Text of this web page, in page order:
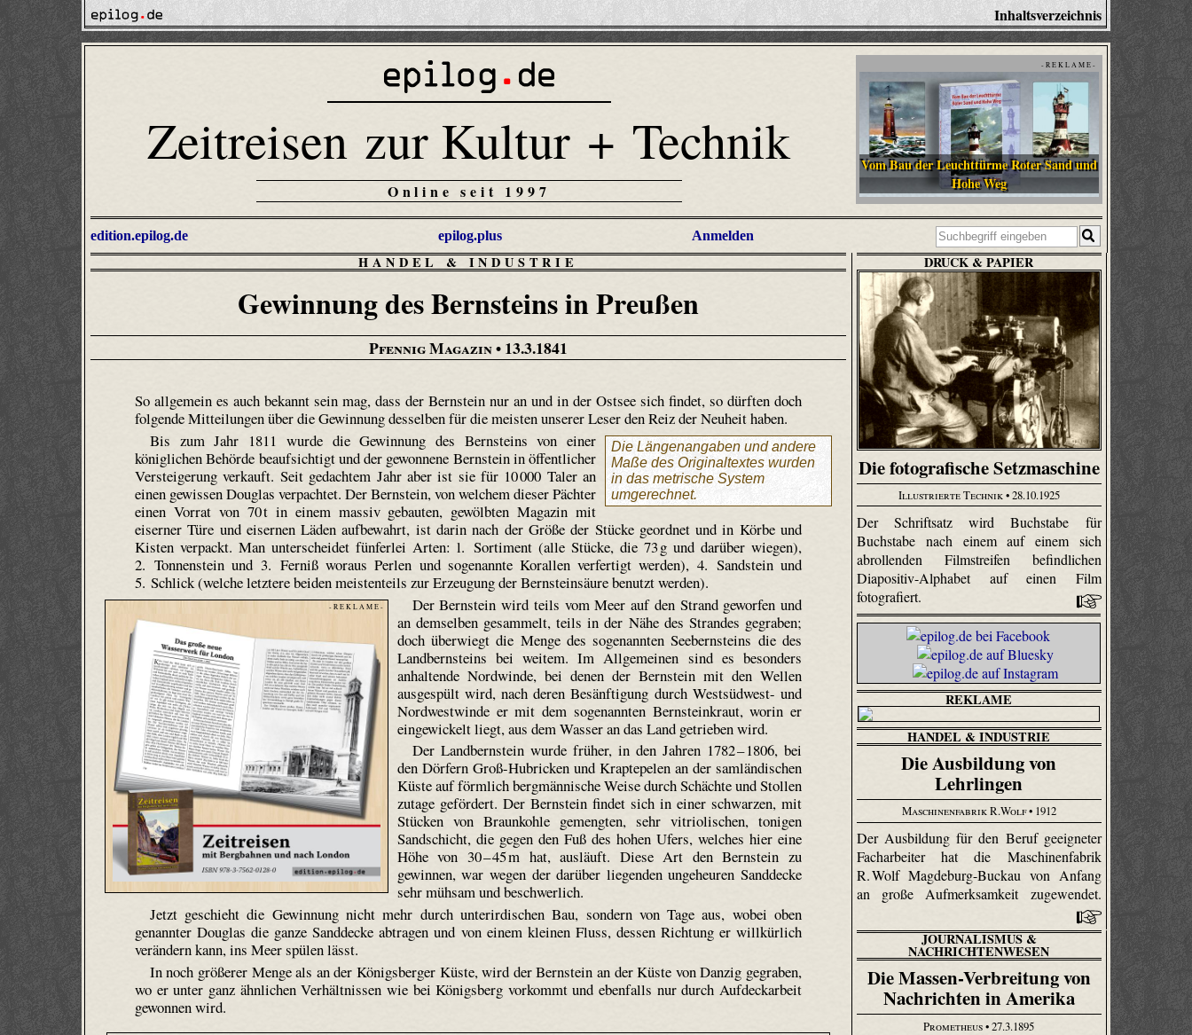
Inhaltsverzeichnis
Zeitreisen zur Kultur + Technik
Online seit 1997
- R E K L A M E -
Vom Bau der Leuchttürme Roter Sand und
Hohe Weg
edition.epilog.de epilog.plus Anmelden
HANDEL & INDUSTRIE
Gewinnung des Bernsteins in Preußen
Pfennig Magazin• 13.3.1841
So allgemein es auch bekannt sein mag, dass der Bernstein nur an und in der Ostsee sich findet, so dürften doch
folgende Mitteilungen über die Gewinnung desselben für die meisten unserer Leser den Reiz der Neuheit haben.
Die Längenangaben und andere
Maße des Originaltextes wurden
in das metrische System
umgerechnet.
Bis zum Jahr 1811 wurde die Gewinnung des Bernsteins von einer
königlichen Behörde beaufsichtigt und der gewonnene Bernstein in öffentlicher
Versteigerung verkauft. Seit gedachtem Jahr aber ist sie für 10 000 Taler an
einen gewissen Douglas verpachtet. Der Bernstein, von welchem dieser Pächter
einen Vorrat von 70 t in einem massiv gebauten, gewölbten Magazin mit
eiserner Türe und eisernen Läden aufbewahrt, ist darin nach der Größe der Stücke geordnet und in Körbe und
Kisten verpackt. Man unterscheidet fünferlei Arten: l. Sortiment (alle Stücke, die 73 g und darüber wiegen),
2. Tonnenstein und 3. Ferniß woraus Perlen und sogenannte Korallen verfertigt werden), 4. Sandstein und
5. Schlick (welche letztere beiden meistenteils zur Erzeugung der Bernsteinsäure benutzt werden).
- R E K L A M E -
Der Bernstein wird teils vom Meer auf den Strand geworfen und
an demselben gesammelt, teils in der Nähe des Strandes gegraben;
doch überwiegt die Menge des sogenannten Seebernsteins die des
Landbernsteins bei weitem. Im Allgemeinen sind es besonders
anhaltende Nordwinde, bei denen der Bernstein mit den Wellen
ausgespült wird, nach deren Besänftigung durch Westsüdwest- und
Nordwestwinde er mit dem sogenannten Bernsteinkraut, worin er
eingewickelt liegt, aus dem Wasser an das Land getrieben wird.
Der Landbernstein wurde früher, in den Jahren 1782 – 1806, bei
den Dörfern Groß-Hubricken und Kraptepelen an der samländischen
Küste auf förmlich bergmännische Weise durch Schächte und Stollen
zutage gefördert. Der Bernstein findet sich in einer schwarzen, mit
Stücken von Braunkohle gemengten, sehr vitriolischen, tonigen
Sandschicht, die gegen den Fuß des hohen Ufers, welches hier eine
Höhe von 30 – 45 m hat, ausläuft. Diese Art den Bernstein zu
gewinnen, war wegen der darüber liegenden ungeheuren Sanddecke
sehr mühsam und beschwerlich.
Jetzt geschieht die Gewinnung nicht mehr durch unterirdischen Bau, sondern von Tage aus, wobei oben
genannter Douglas die ganze Sanddecke abtragen und von einem kleinen Fluss, dessen Richtung er willkürlich
verändern kann, ins Meer spülen lässt.
In noch größerer Menge als an der Königsberger Küste, wird der Bernstein an der Küste von Danzig gegraben,
wo er unter ganz ähnlichen Verhältnissen wie bei Königsberg vorkommt und ebenfalls nur durch Aufdeckarbeit
gewonnen wird.
DRUCK & PAPIER
Die fotografische Setzmaschine
Illustrierte Technik• 28.10.1925
Der Schriftsatz wird Buchstabe für
Buchstabe nach einem auf einem sich
abrollenden Filmstreifen befindlichen
Diapositiv-Alphabet auf einen Film
fotografiert.
REKLAME
HANDEL & INDUSTRIE
Die Ausbildung von
Lehrlingen
Maschinenfabrik R.Wolf• 1912
Der Ausbildung für den Beruf geeigneter
Facharbeiter hat die Maschinenfabrik
R. Wolf Magde­burg-Buckau von Anfang
an große Aufmerksamkeit zugewendet.
JOURNALISMUS &
NACHRICHTENWESEN
Die Massen-Verbreitung von
Nachrichten in Amerika
Prometheus• 27.3.1895